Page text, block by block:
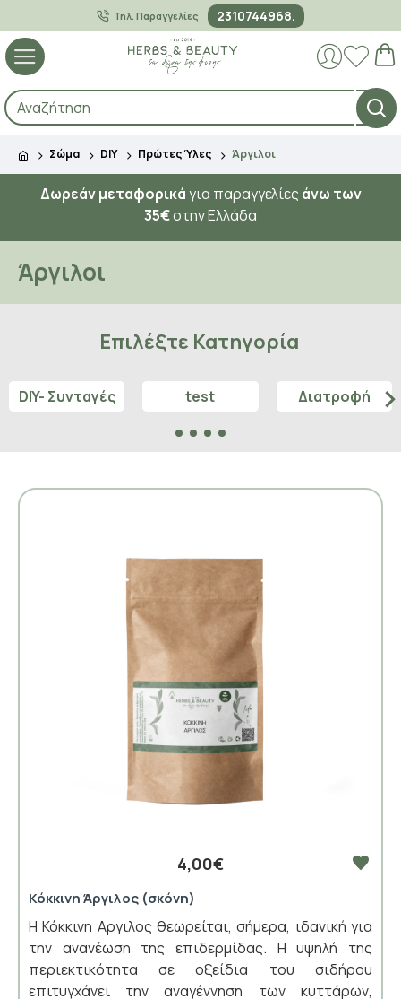
Τηλ. Παραγγελίες 2310744968.
Σώμα DIY Πρώτες Ύλες Άργιλοι
Δωρεάν μεταφορικάγια παραγγελίες άνω των
35€στην Ελλάδα
Άργιλοι
Επιλέξτε Κατηγορία
DIY- Συνταγές test Διατροφή
4,00€
Κόκκινη Άργιλος (σκόνη)
Η Κόκκινη Αργιλος θεωρείται, σήμερα, ιδανική για
την ανανέωση της επιδερμίδας. Η υψηλή της
περιεκτικότητα σε οξείδια του σιδήρου
επιτυγχάνει την αναγέννηση των κυττάρων,